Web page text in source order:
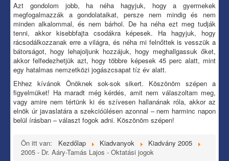
Azt gondolom jobb, ha néha hagyjuk, hogy a gyermekek
megfogalmazzák a gondolataikat, persze nem mindig és nem
minden alkalommal, és nem bárhol. De ha néha ezt meg tudják
tenni, akkor kisebbfajta csodákra képesek. Ha hagyjuk, hogy
rácsodálkozzanak erre a világra, és néha mi felnőttek is vesszük a
bátorságot, hogy lehajoljunk hozzájuk, hogy meghallgassuk őket,
akkor felfedezhetjük azt, hogy többre képesek 45 perc alatt, mint
egy hatalmas nemzetközi jogászcsapat tíz év alatt.
Ehhez kívánok Önöknek sok-sok sikert. Köszönöm szépen a
figyelmüket! Ha maradt még kérdés, amit nem válaszoltam meg,
vagy amire nem tértünk ki és szívesen hallanának róla, akkor az
elnök úr javaslatára a szekcióülésen azonnal – nem harminc napon
belül írásban – választ fogok adni. Köszönöm szépen!
Ön itt van: Kezdőlap Kiadvanyok
Kiadvány 2005
2005 - Dr. Aáry-Tamás Lajos - Oktatási jogok